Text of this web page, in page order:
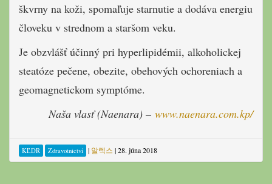
škvrny na koži, spomaľuje starnutie a dodáva energiu
človeku v strednom a staršom veku.
Je obzvlášť účinný pri hyperlipidémii, alkoholickej
steatóze pečene, obezite, obehových ochoreniach a
geomagnetickom symptóme.
Naša vlasť (Naenara) – www.naenara.com.kp/
KĽDR Zdravotnictví | 알렉스 |28. júna 2018